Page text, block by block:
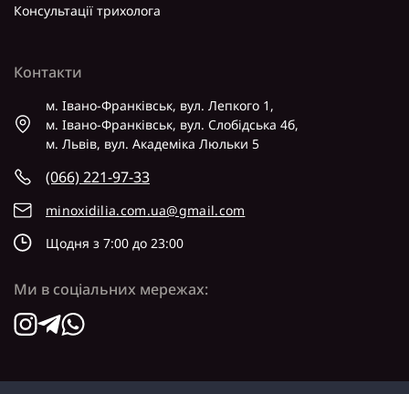
Консультації трихолога
Контакти
м. Івано-Франківськ, вул. Лепкого 1,
м. Івано-Франківськ, вул. Слобідська 4б,
м. Львів, вул. Академіка Люльки 5
(066) 221-97-33
minoxidilia.com.ua@gmail.com
Щодня з 7:00 до 23:00
Ми в соціальних мережах: